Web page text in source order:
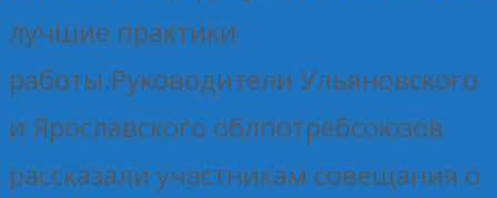
лучшие практики
работы.Руководители Ульяновского
и Ярославского облпотребсоюзов
рассказали участникам совещания о